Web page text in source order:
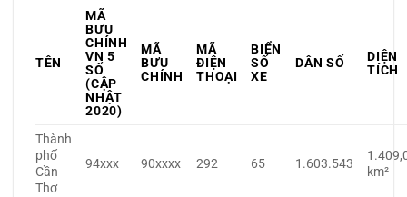
TÊN
MÃ
BƯU
CHÍNH
VN 5
SỐ
(CẬP
NHẬT
2020)
MÃ
BƯU
CHÍNH
MÃ
ĐIỆN
THOẠI
BIỂN
SỐ
XE
DÂN SỐ
DIỆN
TÍCH
Thành
phố
Cần
Thơ
94xxx 90xxxx 292 65 1.603.543
km²